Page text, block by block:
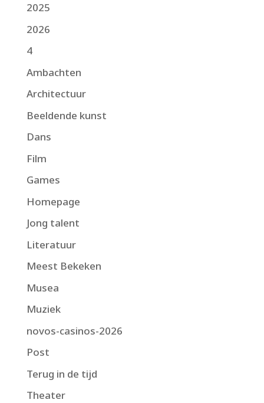
2025
2026
4
Ambachten
Architectuur
Beeldende kunst
Dans
Film
Games
Homepage
Jong talent
Literatuur
Meest Bekeken
Musea
Muziek
novos-casinos-2026
Post
Terug in de tijd
Theater